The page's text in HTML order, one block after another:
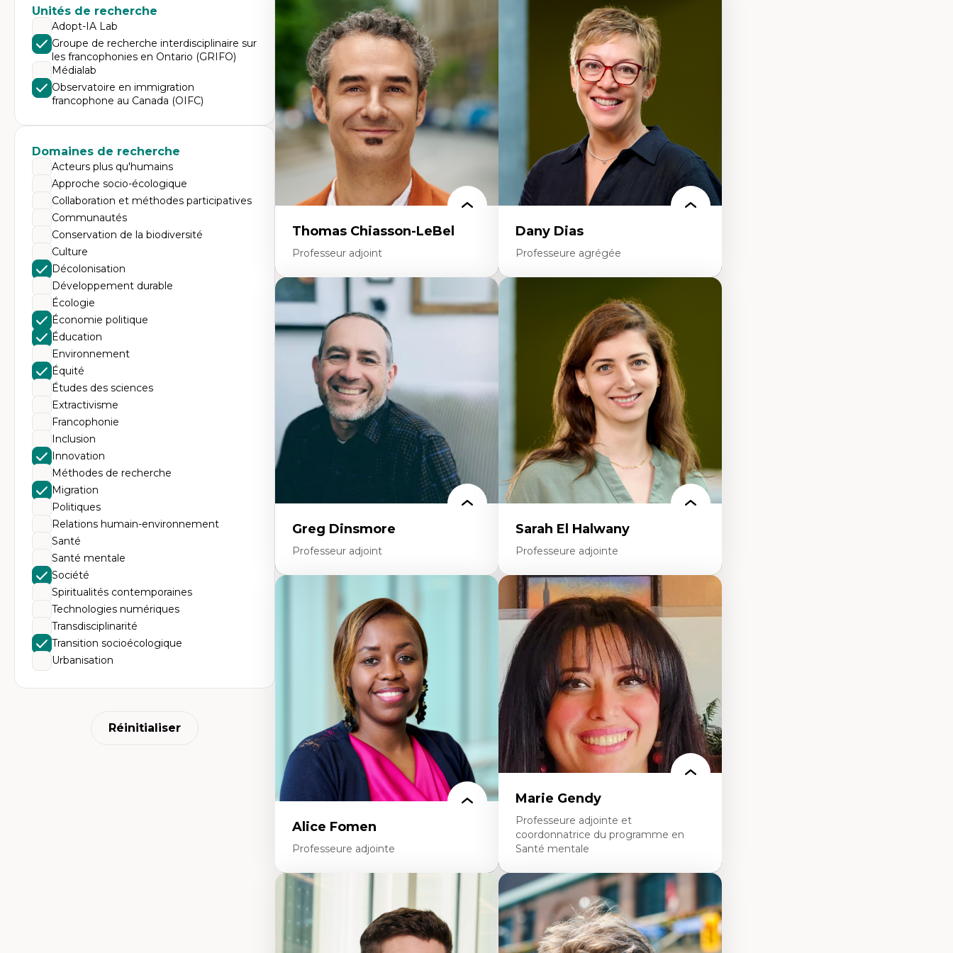
Unités de recherche
Adopt-IA Lab
Groupe de recherche interdisciplinaire sur
les francophonies en Ontario (GRIFO)
Médialab
Observatoire en immigration
francophone au Canada (OIFC)
Domaines de recherche
Acteurs plus qu'humains
Approche socio-écologique
Collaboration et méthodes participatives
Communautés
Conservation de la biodiversité
Culture
Décolonisation
Développement durable
Écologie
Économie politique
Éducation
Environnement
Équité
Études des sciences
Extractivisme
Francophonie
Inclusion
Innovation
Méthodes de recherche
Migration
Politiques
Relations humain-environnement
Santé
Santé mentale
Société
Spiritualités contemporaines
Technologies numériques
Transdisciplinarité
Transition socioécologique
Urbanisation
Réinitialiser
Discours sur la ville et représentations
Mosquées, formes et usages au Canada
Reconnaissance et représentations des
communautés immigrantes dans l'espace
urbain
Design architectural et urbain
Patrimoine et patrimonialisation
Études postcoloniales et décolonisation des
savoirs
Économie circulaire
Modèles d’affaires durables
Histoire des faits économiques
Gestion durable des ressources naturelles
Écologie industrielle
Aménagement durable du territoire
Développement régional
Coopératives
Télétravail en milieu rural francophone
Transition socio-écologique
Thomas Chiasson-LeBel
Professeur adjoint
Expertises
Théories du développement
Économie politique comparée
Élites économiques
Sociologie économique
Extractivisme
Classes sociales
Mouvements sociaux
Théories de l’État
Dany Dias
Professeure agrégée
Pédagogies critiques et justice sociale
Éthique relationnelle et sollicitude en
éducation
Décolonisation et autochtonisation de la
formation à l’enseignement
Littératie et didactique du français
Éducation inclusive
Formation à l’enseignement en contexte
francophone minoritaire
Identité linguistique et culturelle
Recherche-action et approches
participatives
Leadership éducatif et pratiques réflexives
Éducation durable et bien-être en
enseignement
Greg Dinsmore
Professeur adjoint
Fragmentation des auditoires médiatiques
Analyse multi-plateforme des auditoires
médiatiques
Analyse des comportements numériques à
travers les données massives et l’IA
Recherche quantitative et qualitative sur
les auditoires médiatiques
Épistémologie des techniques de recherche
numérique et l’IA
Théorie des droits de la personne
La pensée politique d’Hannah Arendt
La pensée politique à l’ère numérique
Justice internationale et normes
internationales
Sarah El Halwany
Professeure adjointe
Expertises
Les apports pédagogiques des théories de
l'affect, du posthumanisme, du féminisme
dans l'éducation aux sciences
L'apprentissage des sciences/STIM dans une
perspective socioécologique de care
L’insertion professionnelle des
enseignant.e.s
Alice Fomen
Professeure adjointe
Expertises
Acceptabilité, acceptation et adoption des
technologies
Technologies d'apprentissage innovantes
Insertion professionnelle du nouveau
Marie Gendy
Professeure adjointe et
coordonnatrice du programme en
Santé mentale
Expertises
Neuropsychiatrie et neurosciences
Direction d'essais cliniques
Analyse des politiques et pratiques en santé
mentale